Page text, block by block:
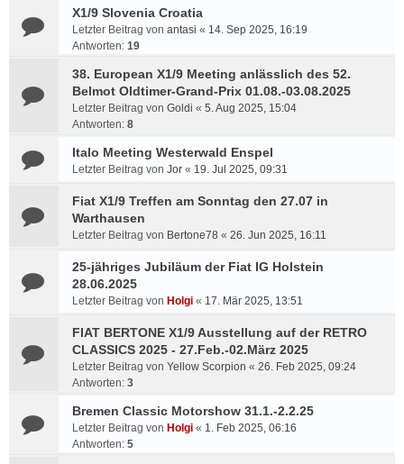
X1/9 Slovenia Croatia
Letzter Beitrag von antasi « 14. Sep 2025, 16:19
Antworten: 19
38. European X1/9 Meeting anlässlich des 52.
Belmot Oldtimer-Grand-Prix 01.08.-03.08.2025
Letzter Beitrag von Goldi « 5. Aug 2025, 15:04
Antworten: 8
Italo Meeting Westerwald Enspel
Letzter Beitrag von Jor « 19. Jul 2025, 09:31
Fiat X1/9 Treffen am Sonntag den 27.07 in
Warthausen
Letzter Beitrag von Bertone78 « 26. Jun 2025, 16:11
25-jähriges Jubiläum der Fiat IG Holstein
28.06.2025
Letzter Beitrag von Holgi « 17. Mär 2025, 13:51
FIAT BERTONE X1/9 Ausstellung auf der RETRO
CLASSICS 2025 - 27.Feb.-02.März 2025
Letzter Beitrag von Yellow Scorpion « 26. Feb 2025, 09:24
Antworten: 3
Bremen Classic Motorshow 31.1.-2.2.25
Letzter Beitrag von Holgi « 1. Feb 2025, 06:16
Antworten: 5